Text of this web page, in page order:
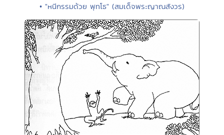
• "หนีกรรมด้วย พุทโธ" (สมเด็จพระญาณสังวร)